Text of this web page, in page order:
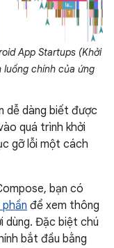
App Startups (Khởi
luồng chính của ứng
dễ dàng biết được
quá trình khởi
gỡ lỗi một cách
bạn có
để xem thông
dùng. Đặc biệt chú
bắt đầu bằng